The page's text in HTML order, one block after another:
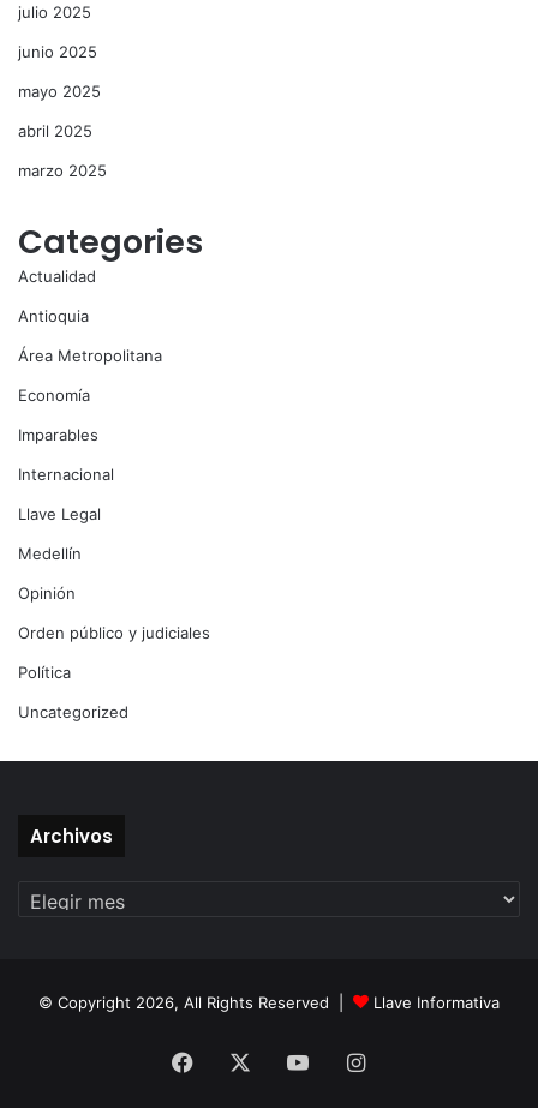
julio 2025
junio 2025
mayo 2025
abril 2025
marzo 2025
Categories
Actualidad
Antioquia
Área Metropolitana
Economía
Imparables
Internacional
Llave Legal
Medellín
Opinión
Orden público y judiciales
Política
Uncategorized
Archivos
© Copyright 2026, All Rights Reserved | Llave Informativa
Facebook YouTubeInstagram